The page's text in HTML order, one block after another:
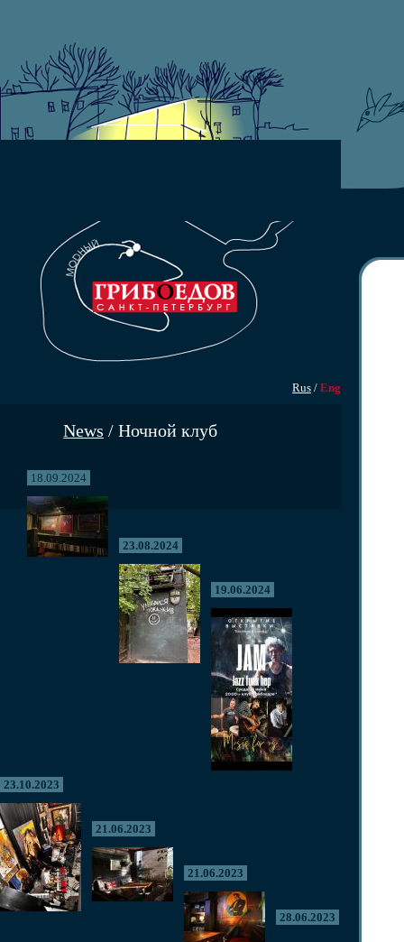
Rus / Eng
News / Ночной клуб
18.09.2024
23.08.2024
19.06.2024
23.10.2023
21.06.2023
21.06.2023
28.06.2023